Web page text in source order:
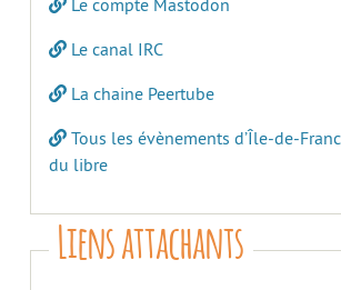
Le compte Mastodon
Le canal IRC
La chaine Peertube
Tous les évènements d’Île-de-
du libre
Liens attachants